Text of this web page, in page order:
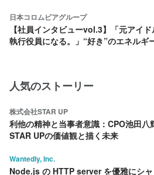
日本コロムビアグループ
【社員インタビューvol.3】「元アイド
執行役員になる。」“好き”のエネルギ
人気のストーリー
株式会社STAR UP
利他の精神と当事者意識：CPO池田八
STAR UPの価値観と描く未来
Wantedly, Inc.
Node.js の HTTP server を優雅にシ